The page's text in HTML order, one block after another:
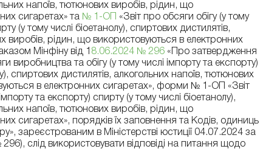
напоїв, тютюнових виробів, рідин, що
сигаретах» та № 1-ОП
«Звіт про обсяги обігу (у тому
(у тому числі біоетанолу), спиртових дистилятів,
виробів, рідин, що використовуються в електронних
Мінфіну від 1 8.06.2024 № 296 «Про затвердження
та обігу (у тому числі імпорту та експорту)
спиртових дистилятів, алкогольних напоїв, тютюнових
в електронних сигаретах», форми № 1-ОП «Звіт
та експорту) спирту (у тому числі біоетанолу),
напоїв, тютюнових виробів, рідин, що
сигаретах», порядків їх заповнення та Кодів, одиниць
зареєстрованим в Міністерстві юстиції 04.07.2024 за
слід використовувати відповіді на питання щодо